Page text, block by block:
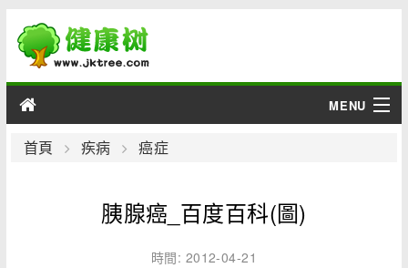
MENU
男性
首頁 疾病 癌症
胰腺癌_百度百科(圖)
時間: 2012-04-21